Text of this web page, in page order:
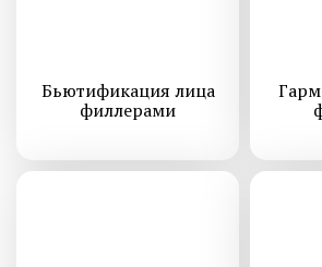
Бьютификация лица
филлерами